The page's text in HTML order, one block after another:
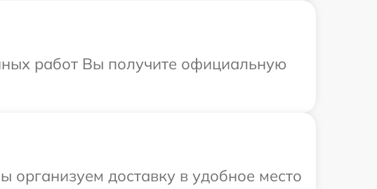
работ Вы получите официальную
доставку в удобное место